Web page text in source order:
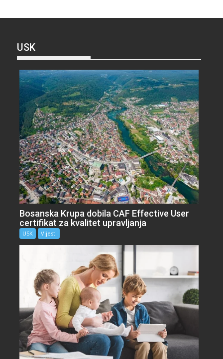
USK
Bosanska Krupa dobila CAF Effective User
certifikat za kvalitet upravljanja
USK Vijesti